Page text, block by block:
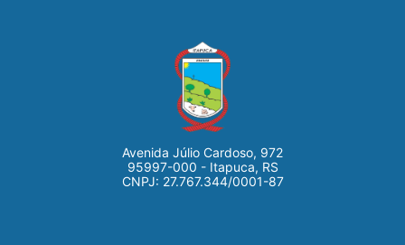
Avenida Júlio Cardoso, 972
95997-000 - Itapuca, RS
CNPJ: 27.767.344/0001-87